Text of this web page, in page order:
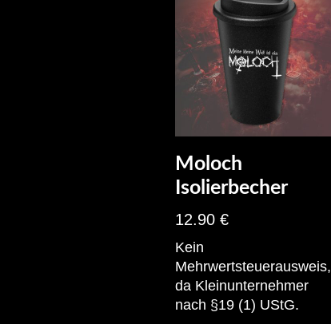
Moloch
Isolierbecher
12.90 €
Kein
Mehrwertsteuerausweis,
da Kleinunternehmer
nach §19 (1) UStG.